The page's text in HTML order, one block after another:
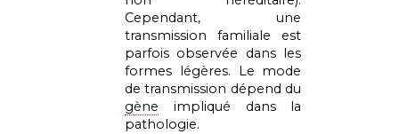
Cependant, une
transmission familiale est
parfois observée dans les
formes légères. Le mode
de transmission dépend du
gène impliqué dans la
pathologie.